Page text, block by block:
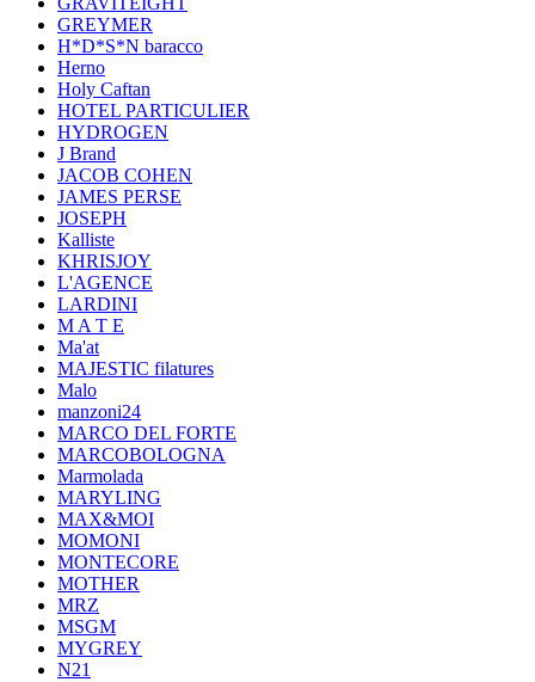
GREYMER
H*D*S*N baracco
Herno
Holy Caftan
HOTEL PARTICULIER
HYDROGEN
J Brand
JACOB COHEN
JAMES PERSE
JOSEPH
Kalliste
KHRISJOY
L'AGENCE
LARDINI
M A T E
Ma'at
MAJESTIC filatures
Malo
manzoni24
MARCO DEL FORTE
MARCOBOLOGNA
Marmolada
MARYLING
MAX&MOI
MOMONI
MONTECORE
MOTHER
MRZ
MSGM
MYGREY
N21